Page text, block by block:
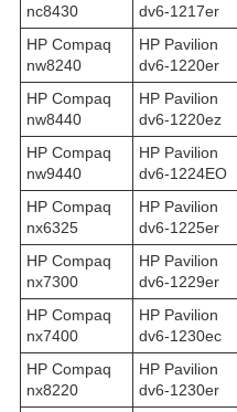
nc8430
dv6-1217er
HP Compaq
nw8240
HP Pavilion
dv6-1220er
HP Compaq
nw8440
HP Pavilion
dv6-1220ez
HP Compaq
nw9440
HP Pavilion
dv6-1224EO
HP Compaq
nx6325
HP Pavilion
dv6-1225er
HP Compaq
nx7300
HP Pavilion
dv6-1229er
HP Compaq
nx7400
HP Pavilion
dv6-1230ec
HP Compaq
nx8220
HP Pavilion
dv6-1230er